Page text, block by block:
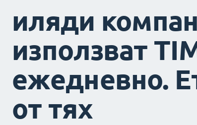
иляди
използват
ежедневно.
от тях